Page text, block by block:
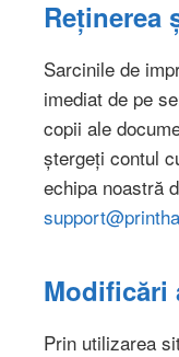
Reținerea
Sarcinile de
imediat de pe
copii ale
ștergeți contul
echipa noastră
Modificări
Prin utilizarea